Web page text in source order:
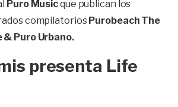
Puro Musicque publican los
compilatoriosPurobeach The
& Puro Urbano.
presenta Life